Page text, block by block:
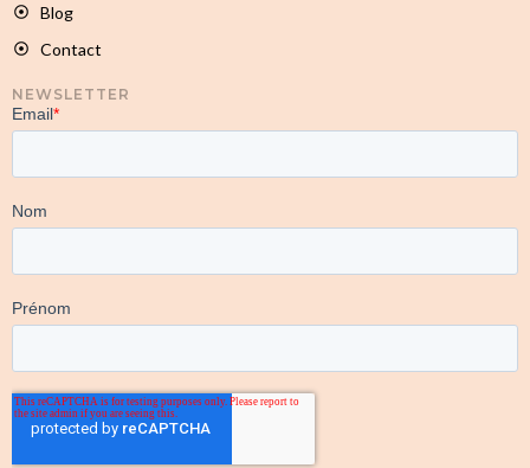
Blog
Contact
NEWSLETTER